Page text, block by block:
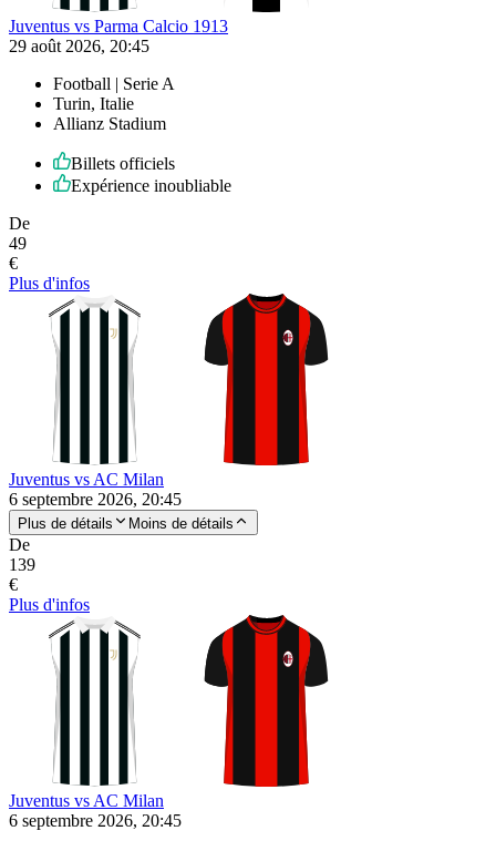
Juventus vs Parma Calcio 1913
29 août 2026, 20:45
Football | Serie A
Turin, Italie
Allianz Stadium
Billets officiels
Expérience inoubliable
De
49
€
Plus d'infos
Juventus vs AC Milan
6 septembre 2026, 20:45
Plus de détails Moins de détails
De
139
€
Plus d'infos
Juventus vs AC Milan
6 septembre 2026, 20:45